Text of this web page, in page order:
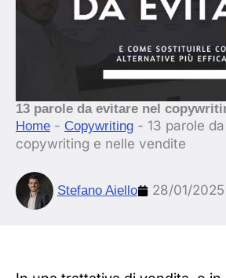
13 parole da evitare nel
Home - Copywriting - 13 parole
copywriting e nelle vendite
Stefano Aiello 28/01/2025